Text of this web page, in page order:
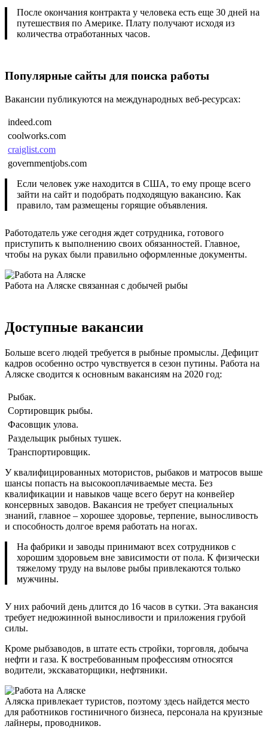
После окончания контракта у человека есть еще 30 дней на
путешествия по Америке. Плату получают исходя из
количества отработанных часов.
Популярные сайты для поиска работы
Вакансии публикуются на международных веб-ресурсах:
indeed.com
coolworks.com
craiglist.com
governmentjobs.com
Если человек уже находится в США, то ему проще всего
зайти на сайт и подобрать подходящую вакансию. Как
правило, там размещены горящие объявления.
Работодатель уже сегодня ждет сотрудника, готового
приступить к выполнению своих обязанностей. Главное,
чтобы на руках были правильно оформленные документы.
Работа на Аляске связанная с добычей рыбы
Доступные вакансии
Больше всего людей требуется в рыбные промыслы. Дефицит
кадров особенно остро чувствуется в сезон путины. Работа на
Аляске сводится к основным вакансиям на 2020 год:
Рыбак.
Сортировщик рыбы.
Фасовщик улова.
Раздельщик рыбных тушек.
Транспортировщик.
У квалифицированных мотористов, рыбаков и матросов выше
шансы попасть на высокооплачиваемые места. Без
квалификации и навыков чаще всего берут на конвейер
консервных заводов. Вакансия не требует специальных
знаний, главное – хорошее здоровье, терпение, выносливость
и способность долгое время работать на ногах.
На фабрики и заводы принимают всех сотрудников с
хорошим здоровьем вне зависимости от пола. К физически
тяжелому труду на вылове рыбы привлекаются только
мужчины.
У них рабочий день длится до 16 часов в сутки. Эта вакансия
требует недюжинной выносливости и приложения грубой
силы.
Кроме рыбзаводов, в штате есть стройки, торговля, добыча
нефти и газа. К востребованным профессиям относятся
водители, экскаваторщики, нефтяники.
Аляска привлекает туристов, поэтому здесь найдется место
для работников гостиничного бизнеса, персонала на круизные
лайнеры, проводников.